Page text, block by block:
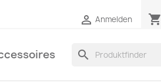
 Anmelden shopping_cart
search